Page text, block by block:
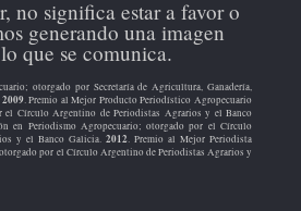
no significa estar a favor o
generando una imagen
que se comunica.
otorgado por Secretaría de Agricultura, Ganadería,
2009. Premio al Mejor Producto Periodístico Agropecuario
el Círculo Argentino de Periodistas Agrarios y el Banco
en Periodismo Agropecuario; otorgado por el Círculo
y el Banco Galicia. 2012. Premio al Mejor Periodista
por el Círculo Argentino de Periodistas Agrarios y